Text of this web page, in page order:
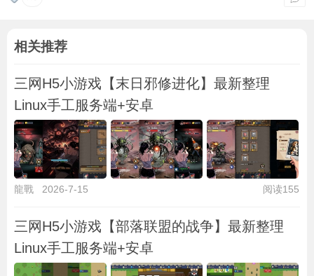
相关推荐
三网H5小游戏【末日邪修进化】最新整理
Linux手工服务端+安卓
龍戰 2026-7-15 阅读155
三网H5小游戏【部落联盟的战争】最新整理
Linux手工服务端+安卓